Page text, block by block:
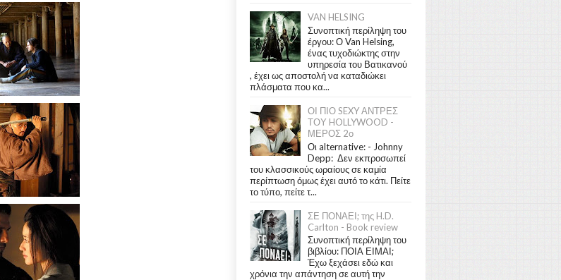
VAN HELSING
Συνοπτική περίληψη του
έργου: Ο Van Helsing,
ένας τυχοδιώκτης στην
υπηρεσία του Βατικανού
, έχει ως αποστολή να καταδιώκει
πλάσματα που κα...
ΟΙ ΠΙΟ SEXY ΑΝΤΡΕΣ
ΤΟΥ HOLLYWOOD -
ΜΕΡΟΣ 2ο
Οι alternative: - Johnny
Depp: Δεν εκπροσωπεί
του κλασσικούς ωραίους σε καμία
περίπτωση όμως έχει αυτό το κάτι. Πείτε
το τύπο, πείτε τ...
ΣΕ ΠΟΝΑΕΙ; της H.D.
Carlton - Book review
Συνοπτική περίληψη του
βιβλίου: ΠΟΙΑ ΕΙΜΑΙ;
Έχω ξεχάσει εδώ και
χρόνια την απάντηση σε αυτή την